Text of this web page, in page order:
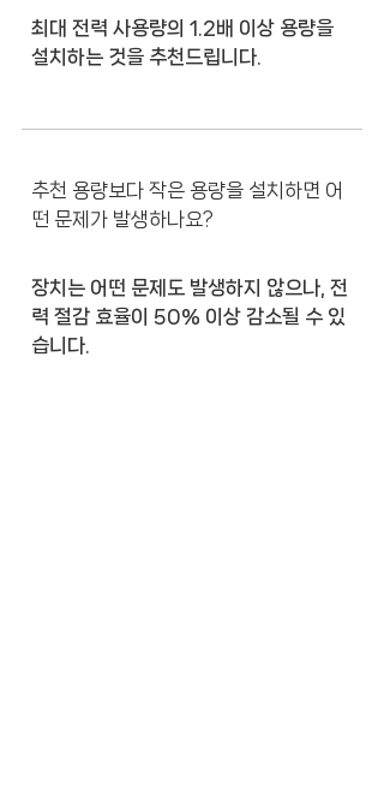
최대 전력 사용량의 1.2배 이상 용량을
설치하는 것을 추천드립니다.
추천 용량보다 작은 용량을 설치하면 어
떤 문제가 발생하나요?
장치는 어떤 문제도 발생하지 않으나, 전
력 절감 효율이 50% 이상 감소될 수 있
습니다.